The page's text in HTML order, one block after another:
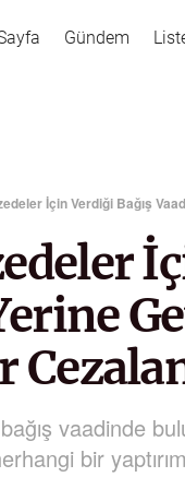
Gündem
İçin Verdiği Bağış
vaadinde
bir